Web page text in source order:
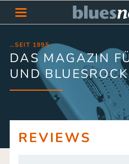
…SEIT 1995
DAS MAGAZIN
UND BLUESROCK
REVIEWS